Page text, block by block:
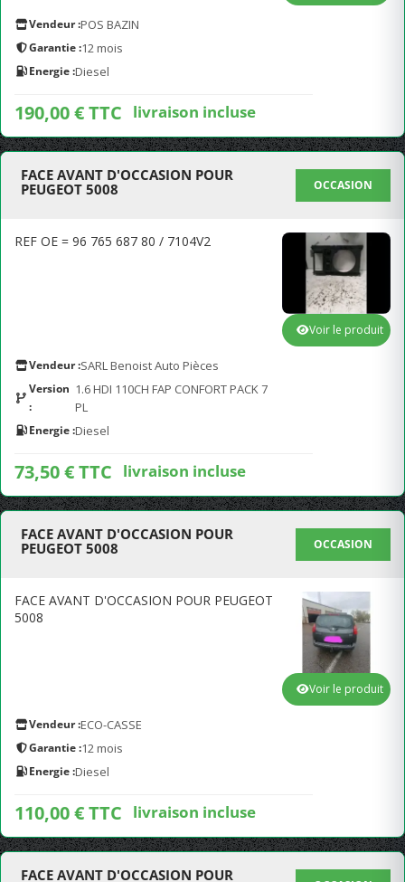
Vendeur :POS BAZIN
Garantie :12 mois
Energie :Diesel
190,00 € TTC livraison incluse
FACE AVANT D'OCCASION POUR
PEUGEOT 5008
OCCASION
REF OE = 96 765 687 80 / 7104V2
Vendeur :SARL Benoist Auto Pièces
Version
:
1.6 HDI 110CH FAP CONFORT PACK 7
PL
Energie :Diesel
73,50 € TTC livraison incluse
Voir le produit
FACE AVANT D'OCCASION POUR
PEUGEOT 5008
OCCASION
FACE AVANT D'OCCASION POUR PEUGEOT
5008
Vendeur :ECO-CASSE
Garantie :12 mois
Energie :Diesel
110,00 € TTC livraison incluse
Voir le produit
FACE AVANT D'OCCASION POUR